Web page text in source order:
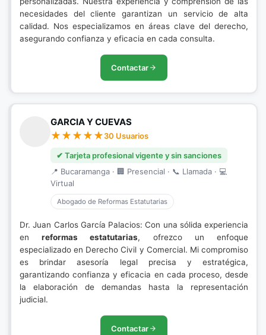
necesidades del cliente garantizan un servicio de alta
calidad. Nos especializamos en áreas clave del derecho,
asegurando confianza y eficacia en cada consulta.
Contactar
GARCIA Y CUEVAS
30 Usuarios
✔ Tarjeta profesional vigente y sin sanciones
📍 Bucaramanga · 🏢 Presencial · 📞 Llamada · 💻
Virtual
Abogado de Reformas Estatutarias
Dr. Juan Carlos García Palacios: Con una sólida experiencia
enreformas estatutarias, ofrezco un enfoque
especializado en Derecho Civil y Comercial. Mi compromiso
es brindar asesoría legal precisa y estratégica,
garantizando confianza y eficacia en cada proceso, desde
la elaboración de demandas hasta la representación
judicial.
Contactar